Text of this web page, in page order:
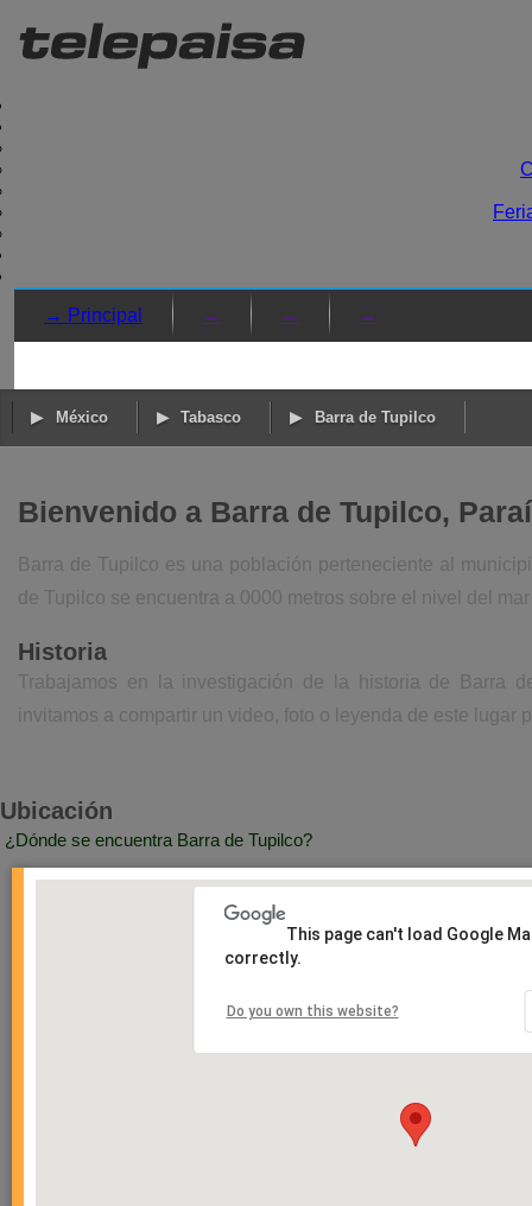
→ Principal → → →
México Tabasco Barra de Tupilco
Bienvenido a Barra de Tupilco,
Barra de Tupilco es una población perteneciente al
de Tupilco se encuentra a 0000 metros sobre el nivel del
Historia
Trabajamos en la investigación de la historia de Barra
invitamos a compartir un video, foto o leyenda de este lugar
Ubicación
¿Dónde se encuentra Barra de Tupilco?
This page can't load Google
correctly.
Do you own this website?